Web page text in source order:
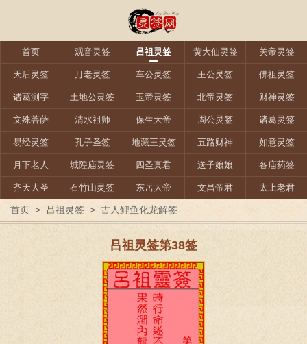
首页 观音灵签 吕祖灵签 黄大仙灵签 关帝灵签
天后灵签 月老灵签 车公灵签 王公灵签 佛祖灵签
诸葛测字 土地公灵签 玉帝灵签 北帝灵签 财神灵签
文殊菩萨 清水祖师 保生大帝 周公灵签 诸葛灵签
易经灵签 孔子圣签 地藏王灵签 五路财神 如意灵签
月下老人 城隍庙灵签 四圣真君 送子娘娘 各庙药签
齐天大圣 石竹山灵签 东岳大帝 文昌帝君 太上老君
首页 > 吕祖灵签 > 古人鲤鱼化龙解签
吕祖灵签第38签